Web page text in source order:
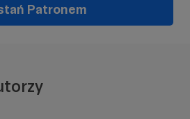
Patronem